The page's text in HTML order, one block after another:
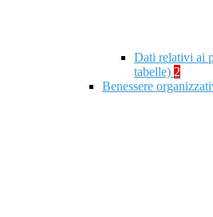
Dati relativi ai
tabelle) 2
Benessere